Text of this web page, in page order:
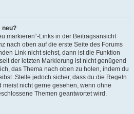
neu?
markieren“-Links in der Beitragsansicht
nach oben auf die erste Seite des Forums
Link nicht siehst, dann ist die Funktion
der letzten Markierung ist nicht genügend
das Thema nach oben zu holen, indem du
Stelle jedoch sicher, dass du die Regeln
meist nicht gerne gesehen, wenn ohne
Themen geantwortet wird.